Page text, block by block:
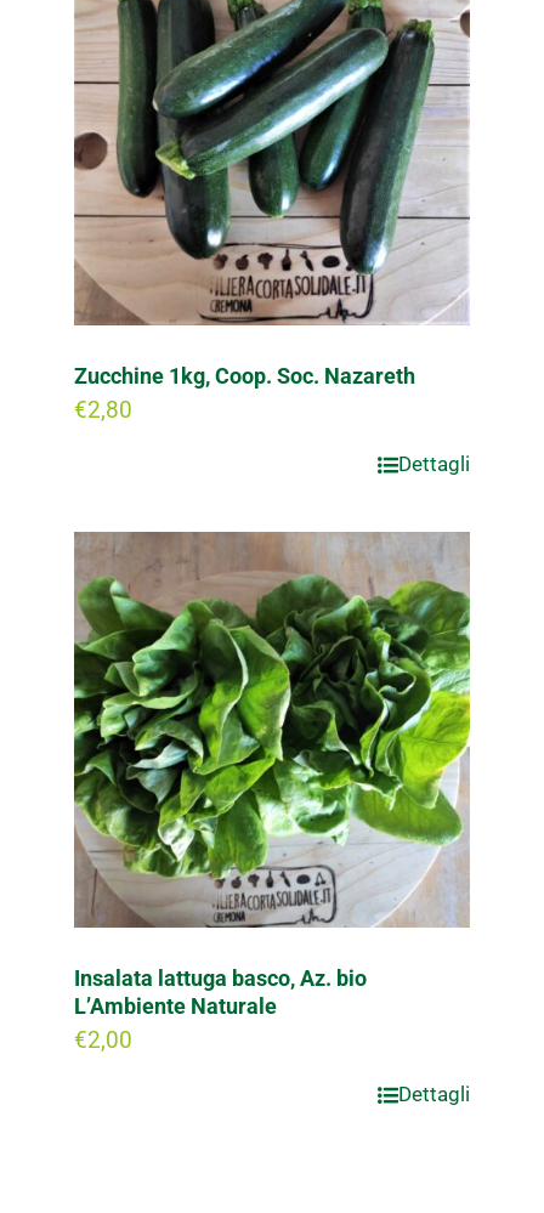
Zucchine 1kg, Coop. Soc. Nazareth
€2,80
Dettagli
Insalata lattuga basco, Az. bio
L’Ambiente Naturale
€2,00
Dettagli